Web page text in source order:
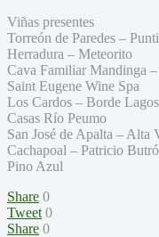
Viñas presentes
Torreón de Paredes –
Herradura – Meteorito
Cava Familiar Mandinga
Saint Eugene Wine Spa
Los Cardos – Borde
Casas Río Peumo
San José de Apalta –
Cachapoal – Patricio
Pino Azul
Share 0
Tweet 0
Share 0